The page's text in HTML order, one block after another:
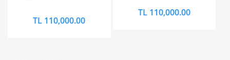
TL 110,000.00
TL 110,000.00